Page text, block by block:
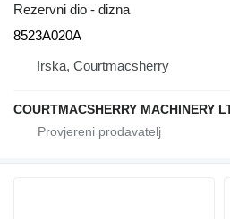
Rezervni dio - dizna
8523A020A
Irska, Courtmacsherry
COURTMACSHERRY MACHINERY